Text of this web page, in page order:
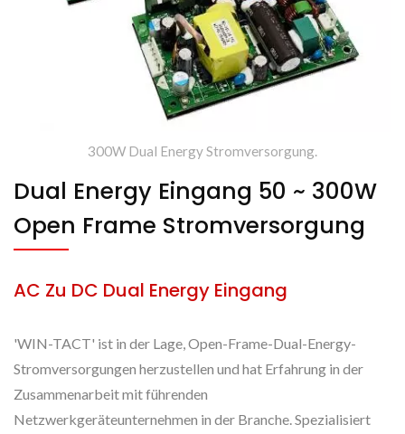
300W Dual Energy Stromversorgung.
Dual Energy Eingang 50 ~ 300W
Open Frame Stromversorgung
AC Zu DC Dual Energy Eingang
'WIN-TACT' ist in der Lage, Open-Frame-Dual-Energy-
Stromversorgungen herzustellen und hat Erfahrung in der
Zusammenarbeit mit führenden
Netzwerkgeräteunternehmen in der Branche. Spezialisiert